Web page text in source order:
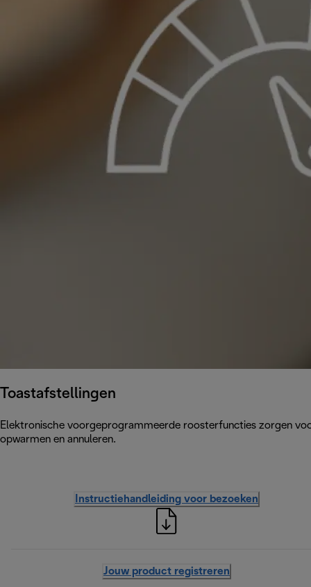
Toastafstellingen
Elektronische voorgeprogrammeerde roosterfuncties zorgen
opwarmen en annuleren.
Instructiehandleiding voor bezoeken
Jouw product registreren